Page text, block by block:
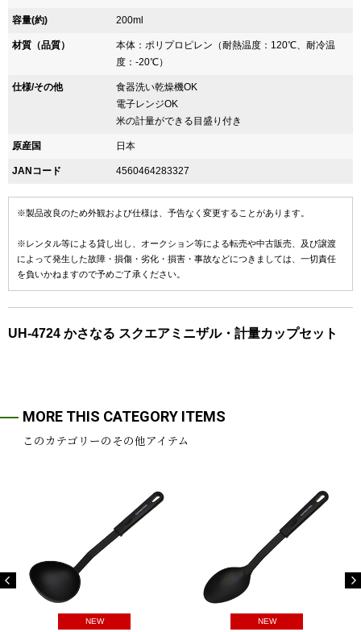
容量(約) 200ml
材質（品質）
本体：ポリプロピレン（耐熱温度：120℃、耐冷温
度：-20℃）
仕様/その他
食器洗い乾燥機OK
電子レンジOK
米の計量ができる目盛り付き
原産国 日本
JANコード 4560464283327
※製品改良のため外観および仕様は、予告なく変更することがあります。
※レンタル等による貸し出し、オークション等による転売や中古販売、及び譲渡
によって発生した故障・損傷・劣化・損害・事故などにつきましては、一切責任
を負いかねますので予めご了承ください。
UH-4724 かさなる スクエアミニザル・計量カップセット
MORE THIS CATEGORY ITEMS
このカテゴリーのその他アイテム
NEW NEW